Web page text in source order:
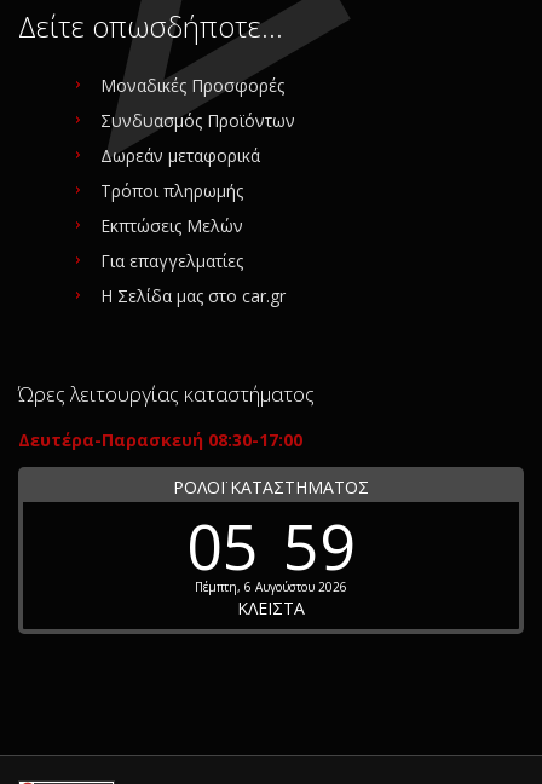
Δείτε οπωσδήποτε…
Μοναδικές Προσφορές
Συνδυασμός Προϊόντων
Δωρεάν μεταφορικά
Τρόποι πληρωμής
Εκπτώσεις Μελών
Για επαγγελματίες
Η Σελίδα μας στο car.gr
Ώρες λειτουργίας καταστήματος
Δευτέρα-Παρασκευή 08:30-17:00
ΡΟΛΟΪ ΚΑΤΑΣΤΗΜΑΤΟΣ
05 59
Πέμπτη, 6 Αυγούστου 2026
ΚΛΕΙΣΤΑ